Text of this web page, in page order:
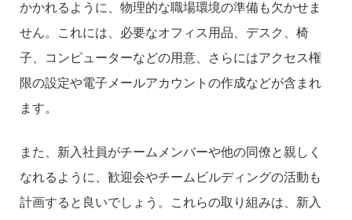
かかれるように、物理的な職場環境の準備も欠かせま
せん。これには、必要なオフィス用品、デスク、椅
子、コンピューターなどの用意、さらにはアクセス権
限の設定や電子メールアカウントの作成などが含まれ
ます。
また、新入社員がチームメンバーや他の同僚と親しく
なれるように、歓迎会やチームビルディングの活動も
計画すると良いでしょう。これらの取り組みは、新入